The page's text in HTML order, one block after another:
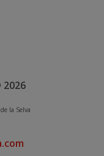
2026
la Selva